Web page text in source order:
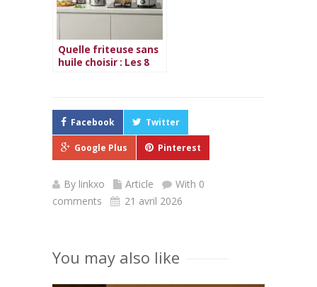
Quelle friteuse sans
huile choisir : Les 8
Facebook Twitter
Google Plus Pinterest
By linkxo Article
With 0
comments
21 avril 2026
You may also like